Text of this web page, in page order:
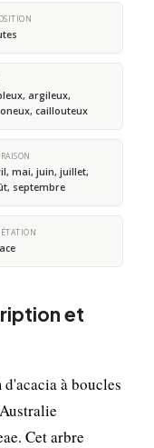
argileux,
caillouteux
mai, juin, juillet,
septembre
et
à boucles
Cet arbre